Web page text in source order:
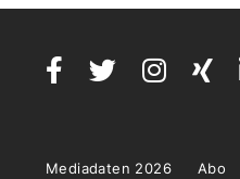
Mediadaten 2026 Abo